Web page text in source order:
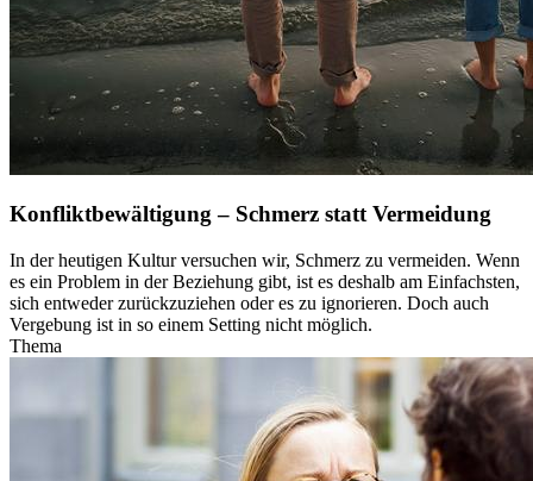
Konfliktbewältigung – Schmerz statt Vermeidung
In der heutigen Kultur versuchen wir, Schmerz zu vermeiden. Wenn
es ein Problem in der Beziehung gibt, ist es deshalb am Einfachsten,
sich entweder zurückzuziehen oder es zu ignorieren. Doch auch
Vergebung ist in so einem Setting nicht möglich.
Thema